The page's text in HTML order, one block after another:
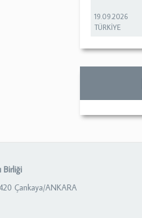
19.09.2026
TÜRKİYE
Birliği
Çankaya/ANKARA